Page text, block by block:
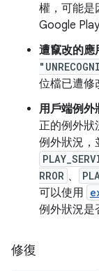
權，可能是
Google
遭竄改的應
位檔已遭修
用戶端例外
正的例外狀
例外狀況，
RROR 、
可以使用
例外狀況是
修復